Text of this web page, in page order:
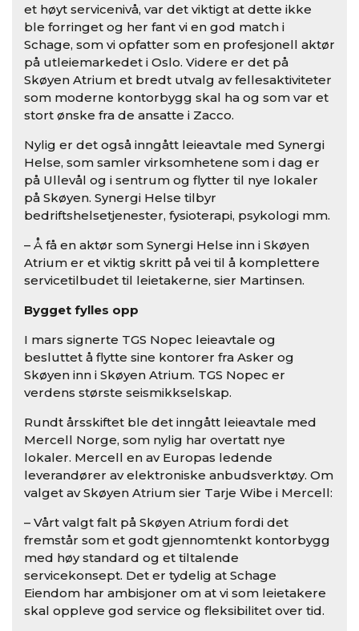
et høyt servicenivå, var det viktigt at dette ikke
ble forringet og her fant vi en god match i
Schage, som vi opfatter som en profesjonell aktør
på utleiemarkedet i Oslo. Videre er det på
Skøyen Atrium et bredt utvalg av fellesaktiviteter
som moderne kontorbygg skal ha og som var et
stort ønske fra de ansatte i Zacco.
Nylig er det også inngått leieavtale med Synergi
Helse, som samler virksomhetene som i dag er
på Ullevål og i sentrum og flytter til nye lokaler
på Skøyen. Synergi Helse tilbyr
bedriftshelsetjenester, fysioterapi, psykologi mm.
– Å få en aktør som Synergi Helse inn i Skøyen
Atrium er et viktig skritt på vei til å komplettere
servicetilbudet til leietakerne, sier Martinsen.
Bygget fylles opp
I mars signerte TGS Nopec leieavtale og
besluttet å flytte sine kontorer fra Asker og
Skøyen inn i Skøyen Atrium. TGS Nopec er
verdens største seismikkselskap.
Rundt årsskiftet ble det inngått leieavtale med
Mercell Norge, som nylig har overtatt nye
lokaler. Mercell en av Europas ledende
leverandører av elektroniske anbudsverktøy. Om
valget av Skøyen Atrium sier Tarje Wibe i Mercell:
– Vårt valgt falt på Skøyen Atrium fordi det
fremstår som et godt gjennomtenkt kontorbygg
med høy standard og et tiltalende
servicekonsept. Det er tydelig at Schage
Eiendom har ambisjoner om at vi som leietakere
skal oppleve god service og fleksibilitet over tid.